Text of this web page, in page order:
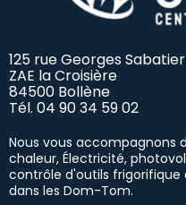
125 rue Georges Sabatier
ZAE la Croisière
84500 Bollène
Tél. 04 90 34 59 02
Nous vous accompagnons
chaleur, Électricité,
contrôle d'outils frigorifique
dans les Dom-Tom.